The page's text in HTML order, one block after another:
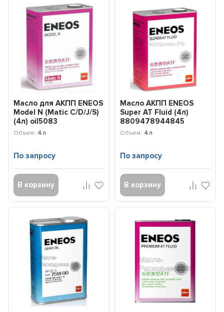
Масло для АКПП ENEOS
Model N (Matic C/D/J/S)
(4л) oil5083
Объем: 4 л
По запросу
В корзину
Масло АКПП ENEOS
Super AT Fluid (4л)
8809478944845
Объем: 4 л
По запросу
В корзину